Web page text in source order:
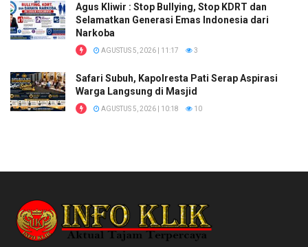
Agus Kliwir : Stop Bullying, Stop KDRT dan
Selamatkan Generasi Emas Indonesia dari
Narkoba
AGUSTUS 5, 2026 | 11:17 3
Safari Subuh, Kapolresta Pati Serap Aspirasi
Warga Langsung di Masjid
AGUSTUS 5, 2026 | 10:18 10